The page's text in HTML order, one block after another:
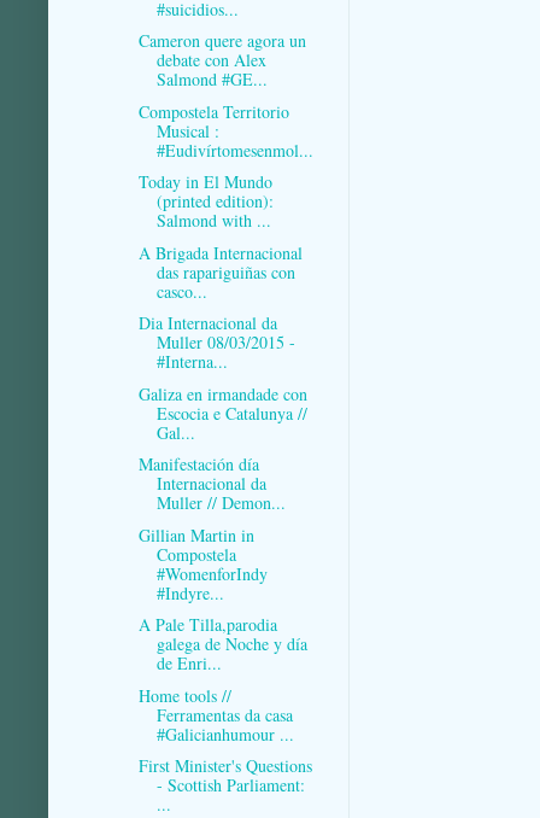
#suicidios...
Cameron quere agora un
debate con Alex
Salmond #GE...
Compostela Territorio
Musical :
#Eudivírtomesenmol...
Today in El Mundo
(printed edition):
Salmond with ...
A Brigada Internacional
das rapariguiñas con
casco...
Dia Internacional da
Muller 08/03/2015 -
#Interna...
Galiza en irmandade con
Escocia e Catalunya //
Gal...
Manifestación día
Internacional da
Muller // Demon...
Gillian Martin in
Compostela
#WomenforIndy
#Indyre...
A Pale Tilla,parodia
galega de Noche y día
de Enri...
Home tools //
Ferramentas da casa
#Galicianhumour ...
First Minister's Questions
- Scottish Parliament:
...